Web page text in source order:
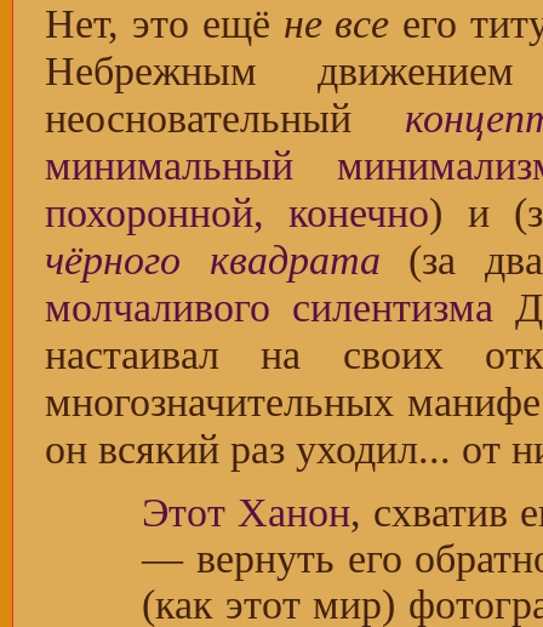
Нет, это ещё не все его
Небрежным
неосновательный
минимальный
похоронной, конечно) и
чёрного квадрата (за
молчаливого силентизма
настаивал на своих
многозначительных
он всякий раз уходил... от
Этот Ханон, схватив
— вернуть его
(как этот мир)